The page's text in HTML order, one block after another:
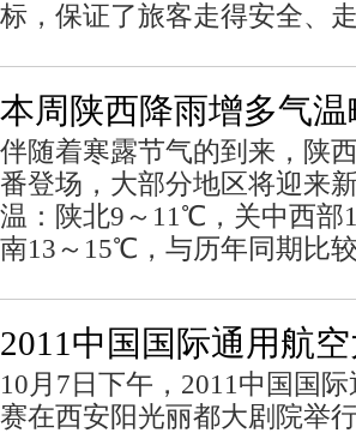
标，保证了旅客走得安全、
本周陕西降雨增多气温
伴随着寒露节气的到来，陕
番登场，大部分地区将迎来
温：陕北9～11℃，关中西
南13～15℃，与历年同期比较
2011中国国际通用航
10月7日下午，2011中国国
赛在西安阳光丽都大剧院举